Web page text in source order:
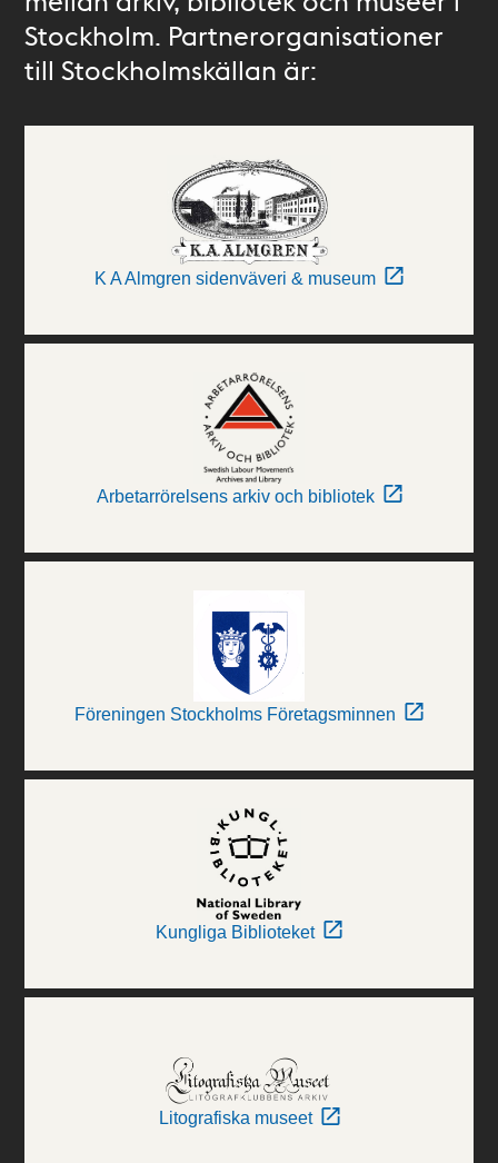
Stockholm. Partnerorganisationer
till Stockholmskällan är:
K A Almgren sidenväveri & museum
Arbetarrörelsens arkiv och bibliotek
Föreningen Stockholms Företagsminnen
Kungliga Biblioteket
Litografiska museet